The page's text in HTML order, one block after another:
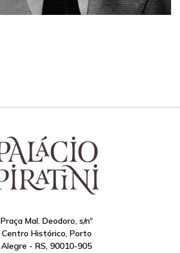
Praça Mal. Deodoro, s/nº
Centro Histórico, Porto
Alegre - RS, 90010-905